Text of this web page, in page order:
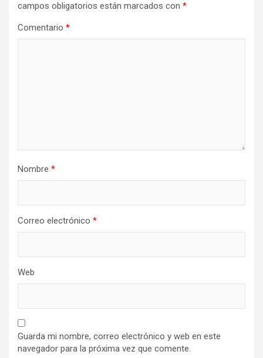
campos obligatorios están marcados con *
Comentario *
Nombre *
Correo electrónico *
Web
Guarda mi nombre, correo electrónico y web en este
navegador para la próxima vez que comente.